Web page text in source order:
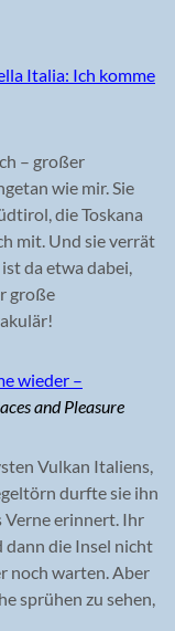
Italia: Ich komme
– großer
wie mir. Sie
die Toskana
mit. Und sie verrät
da etwa dabei,
große
wieder –
and Pleasure
Vulkan Italiens,
durfte sie ihn
Verne erinnert. Ihr
dann die Insel nicht
noch warten. Aber
sprühen zu sehen,